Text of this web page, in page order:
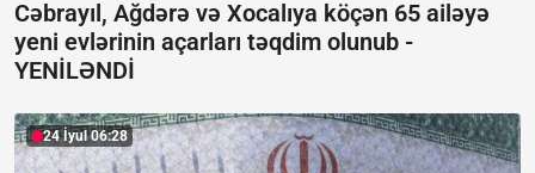
Cəbrayıl, Ağdərə və Xocalıya köçən 65 ailəyə
yeni evlərinin açarları təqdim olunub -
YENİLƏNDİ
24 İyul 06:28